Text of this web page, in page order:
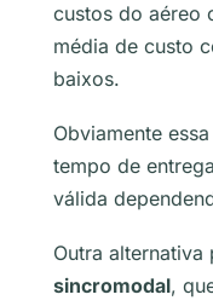
custos do aéreo
média de custo
baixos.
Obviamente
tempo de
válida
Outra
sincromodal,